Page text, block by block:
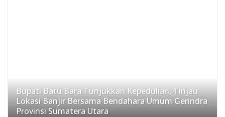
Bupati Batu Bara Tunjukkan Kepedulian, Tinjau
Lokasi Banjir Bersama Bendahara Umum Gerindra
Provinsi Sumatera Utara